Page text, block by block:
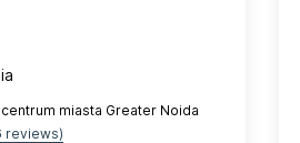
miasta Greater Noida
reviews)